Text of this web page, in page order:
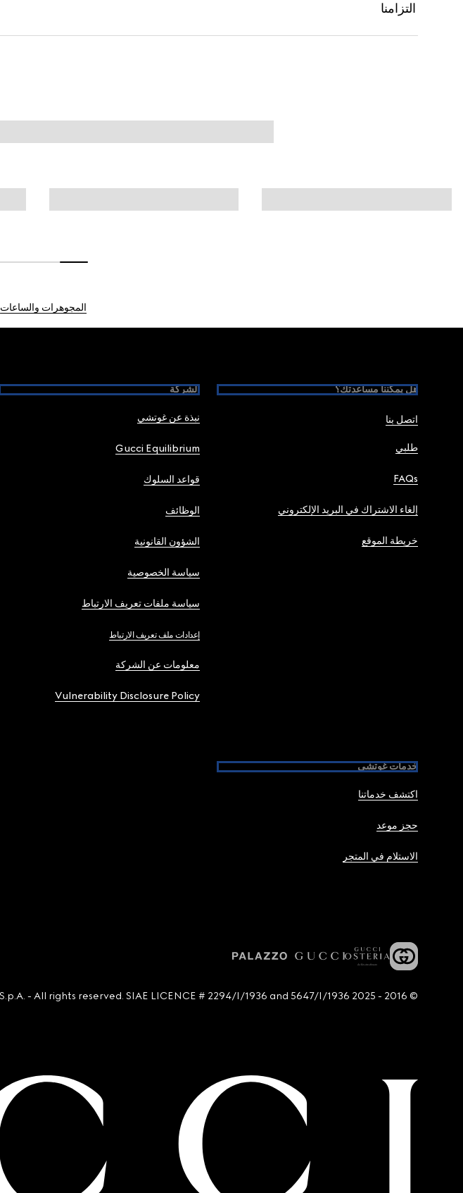
التزامنا
المجوهرات والساعات
هل يمكننا مساعدتك؟
اتصل بنا
طلبي
FAQs
إلغاء الاشتراك في البريد الإلكتروني
خريطة الموقع
الشركة
نبذة عن غوتشي
Gucci Equilibrium
قواعد السلوك
الوظائف
الشؤون القانونية
سياسة الخصوصية
سياسة ملفات تعريف الارتباط
إعدادات ملف تعريف الارتباط
معلومات عن الشركة
Vulnerability Disclosure Policy
خدمات غوتشي
اكتشف خدماتنا
حجز موعد
الاستلام في المتجر
© 2016 - 2025 Guccio Gucci S.p.A. - All rights reserved. SIAE LICENCE # 2294/I/1936 and 5647/I/1936